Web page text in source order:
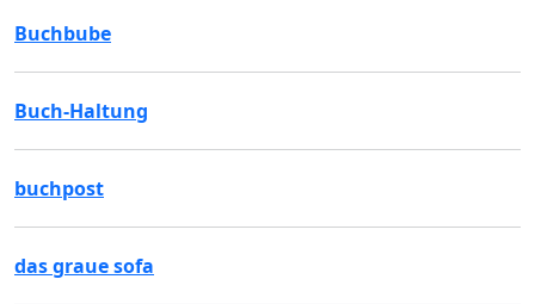
Buchbube
Buch-Haltung
buchpost
das graue sofa